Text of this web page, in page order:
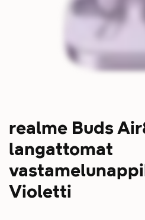
realme Buds
langattomat
Violetti